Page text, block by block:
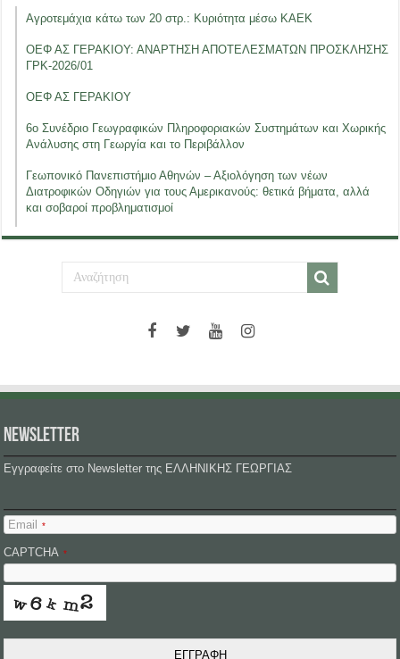
Αγροτεμάχια κάτω των 20 στρ.: Κυριότητα μέσω ΚΑΕΚ
ΟΕΦ ΑΣ ΓΕΡΑΚΙΟΥ: ΑΝΑΡΤΗΣΗ ΑΠΟΤΕΛΕΣΜΑΤΩΝ ΠΡΟΣΚΛΗΣΗΣ
ΓΡΚ-2026/01
ΟΕΦ ΑΣ ΓΕΡΑΚΙΟΥ
6ο Συνέδριο Γεωγραφικών Πληροφοριακών Συστημάτων και Χωρικής
Ανάλυσης στη Γεωργία και το Περιβάλλον
Γεωπονικό Πανεπιστήμιο Αθηνών – Αξιολόγηση των νέων
Διατροφικών Οδηγιών για τους Αμερικανούς: θετικά βήματα, αλλά
και σοβαροί προβληματισμοί
NEWSLETTER
Εγγραφείτε στο Newsletter της ΕΛΛΗΝΙΚΗΣ ΓΕΩΡΓΙΑΣ
Email *
CAPTCHA *
ΕΓΓΡΑΦΗ